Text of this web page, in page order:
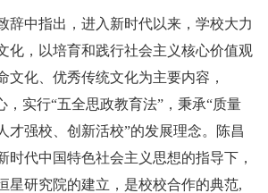
中指出，进入新时代以来，学校大力
化，以培育和践行社会主义核心价值观
文化、优秀传统文化为主要内容，
，实行“五全思政教育法”，秉承“质量
才强校、创新活校”的发展理念。陈昌
时代中国特色社会主义思想的指导下，
星研究院的建立，是校校合作的典范,